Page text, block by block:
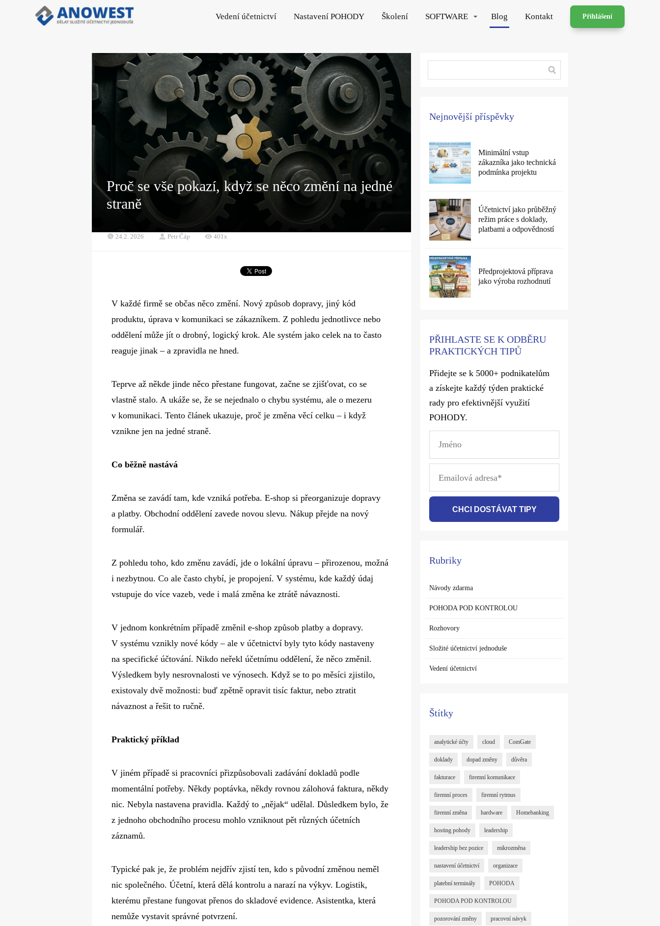
Vedení účetnictví Nastavení POHODY Školení SOFTWARE Blog Kontakt Přihlášení
Proč se vše pokazí, když se něco změní na jedné
straně
24.2. 2026 Petr Čáp 401x
V každé firmě se občas něco změní. Nový způsob dopravy, jiný kód
produktu, úprava v komunikaci se zákazníkem. Z pohledu jednotlivce nebo
oddělení může jít o drobný, logický krok. Ale systém jako celek na to často
reaguje jinak – a zpravidla ne hned.
Teprve až někde jinde něco přestane fungovat, začne se zjišťovat, co se
vlastně stalo. A ukáže se, že se nejednalo o chybu systému, ale o mezeru
v komunikaci. Tento článek ukazuje, proč je změna věcí celku – i když
vznikne jen na jedné straně.
Co běžně nastává
Změna se zavádí tam, kde vzniká potřeba. E-shop si přeorganizuje dopravy
a platby. Obchodní oddělení zavede novou slevu. Nákup přejde na nový
formulář.
Z pohledu toho, kdo změnu zavádí, jde o lokální úpravu – přirozenou, možná
i nezbytnou. Co ale často chybí, je propojení. V systému, kde každý údaj
vstupuje do více vazeb, vede i malá změna ke ztrátě návaznosti.
V jednom konkrétním případě změnil e-shop způsob platby a dopravy.
V systému vznikly nové kódy – ale v účetnictví byly tyto kódy nastaveny
na specifické účtování. Nikdo neřekl účetnímu oddělení, že něco změnil.
Výsledkem byly nesrovnalosti ve výnosech. Když se to po měsíci zjistilo,
existovaly dvě možnosti: buď zpětně opravit tisíc faktur, nebo ztratit
návaznost a řešit to ručně.
Praktický příklad
V jiném případě si pracovníci přizpůsobovali zadávání dokladů podle
momentální potřeby. Někdy poptávka, někdy rovnou zálohová faktura, někdy
nic. Nebyla nastavena pravidla. Každý to „nějak“ udělal. Důsledkem bylo, že
z jednoho obchodního procesu mohlo vzniknout pět různých účetních
záznamů.
Typické pak je, že problém nejdřív zjistí ten, kdo s původní změnou neměl
nic společného. Účetní, která dělá kontrolu a narazí na výkyv. Logistik,
kterému přestane fungovat přenos do skladové evidence. Asistentka, která
nemůže vystavit správné potvrzení.
Nejnovější příspěvky
Minimální vstup
zákazníka jako technická
podmínka projektu
Účetnictví jako průběžný
režim práce s doklady,
platbami a odpovědností
Předprojektová příprava
jako výroba rozhodnutí
PŘIHLASTE SE K ODBĚRU
PRAKTICKÝCH TIPŮ
Přidejte se k 5000+ podnikatelům
a získejte každý týden praktické
rady pro efektivnější využití
POHODY.
CHCI DOSTÁVAT TIPY
Rubriky
Návody zdarma
POHODA POD KONTROLOU
Rozhovory
Složité účetnictví jednoduše
Vedení účetnictví
Štítky
analytické účty cloud ComGate
doklady dopad změny důvěra
fakturace firemní komunikace
firemní proces firemní rytmus
firemní změna hardware Homebanking
hosting pohody leadership
leadership bez pozice mikrozměna
nastavení účetnictví organizace
platební terminály POHODA
POHODA POD KONTROLOU
pozorování změny pracovní návyk